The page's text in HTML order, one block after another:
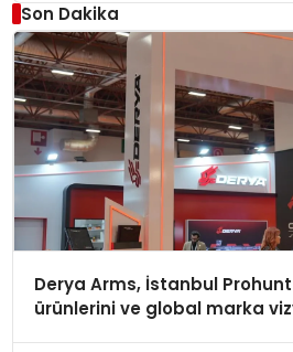
Son Dakika
Derya Arms, İstanbul
ürünlerini ve global marka